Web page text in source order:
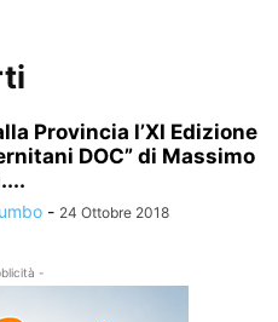
Provincia l’XI Edizione
DOC” di Massimo
- 24 Ottobre 2018
-